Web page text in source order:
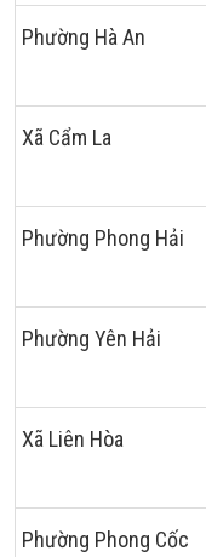
Phường Hà An
Xã Cẩm La
Phường Phong Hải
Phường Yên Hải
Xã Liên Hòa
Phường Phong Cốc